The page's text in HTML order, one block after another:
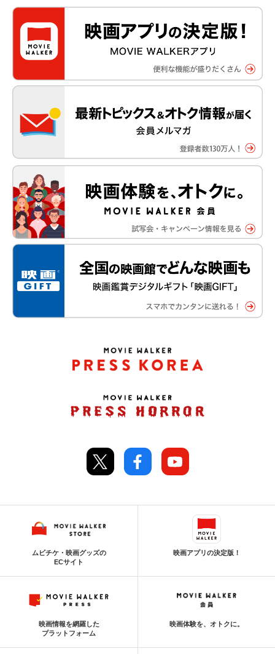
ムビチケ・映画グッズの
ECサイト
映画アプリの決定版！
映画情報を網羅した
プラットフォーム
映画体験を、オトクに。